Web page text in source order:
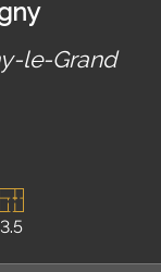
le-Grand
3.5